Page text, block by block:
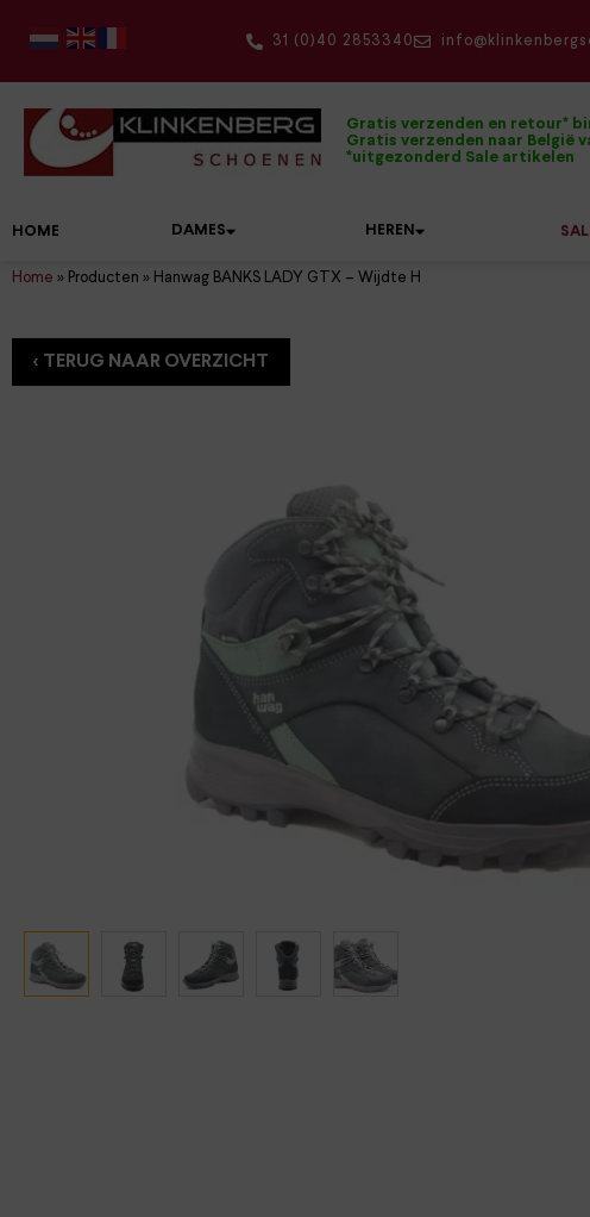
31 (0)40 2853340
Gratis verzenden en retour*
Gratis verzenden naar België
*uitgezonderd Sale artikelen
HOME DAMES
Pumps
Pantoffels
HEREN
Verbandschoenen (externe website)
Dolomite
Lowa
Meindl
Home » Producten » Hanwag BANKS LADY GTX – Wijdte H